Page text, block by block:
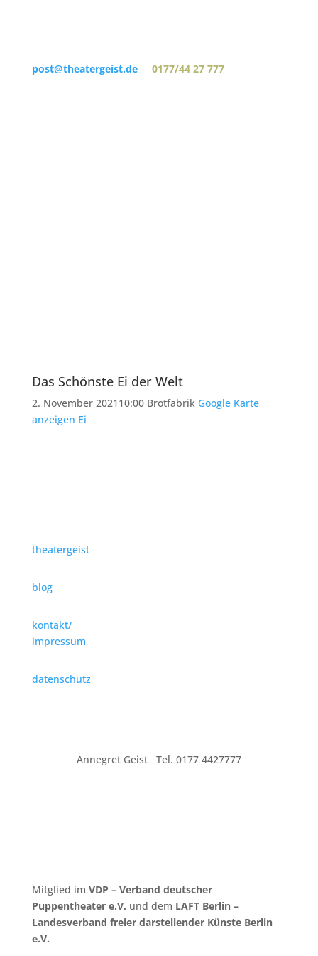
post@theatergeist.de0177/44 27 777
Das Schönste Ei der Welt
2. November 2021 10:00Brotfabrik Google Karte
anzeigen Ei
theatergeist
blog
kontakt/
impressum
datenschutz
Annegret Geist Tel. 0177 4427777
Mitglied im VDP – Verband deutscher
Puppentheater e.V. und dem LAFT Berlin –
Landesverband freier darstellender Künste Berlin
e.V.